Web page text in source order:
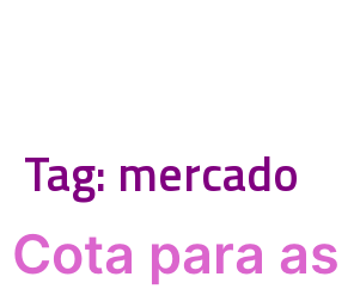
Tag: mercado
Cota para as